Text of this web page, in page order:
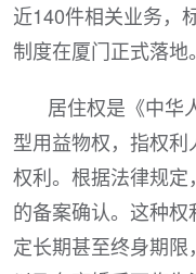
近140件相关业务，
制度在厦门正式落地。
居住权是《中华
型用益物权，指权
权利。根据法律规
的备案确认。这种
定长期甚至终身期